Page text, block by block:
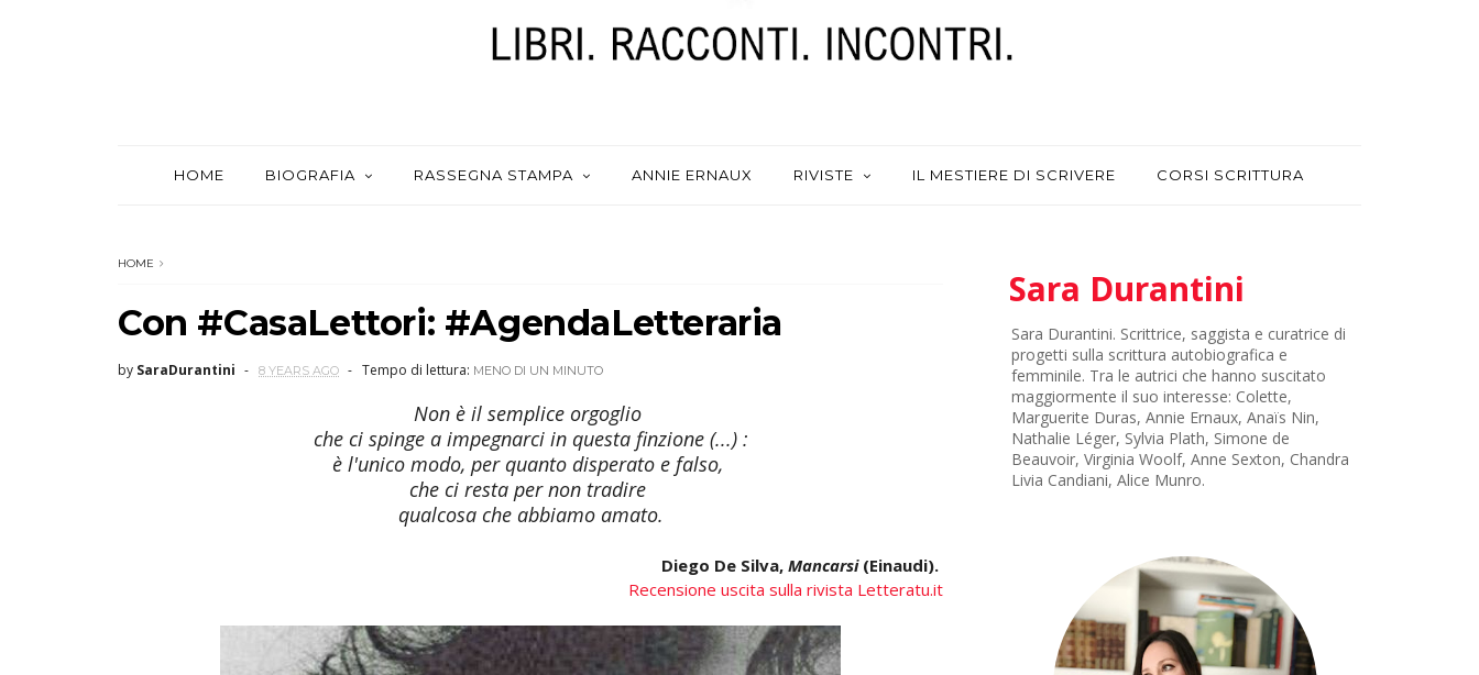
HOME BIOGRAFIA RASSEGNA STAMPA ANNIE ERNAUX RIVISTE IL MESTIERE DI SCRIVERE CORSI SCRITTURA
HOME
Con #CasaLettori: #AgendaLetteraria
by SaraDurantini 8 YEARS AGO Tempo di lettura: MENO DI UN MINUTO
Non è il semplice orgoglio
che ci spinge a impegnarci in questa finzione (...) :
è l'unico modo, per quanto disperato e falso,
che ci resta per non tradire
qualcosa che abbiamo amato.
Diego De Silva, Mancarsi (Einaudi).
Recensione uscita sulla rivista Letteratu.it
Sara Durantini
Sara Durantini. Scrittrice, saggista e curatrice di
progetti sulla scrittura autobiografica e
femminile. Tra le autrici che hanno suscitato
maggiormente il suo interesse: Colette,
Marguerite Duras, Annie Ernaux, Anaïs Nin,
Nathalie Léger, Sylvia Plath, Simone de
Beauvoir, Virginia Woolf, Anne Sexton, Chandra
Livia Candiani, Alice Munro.